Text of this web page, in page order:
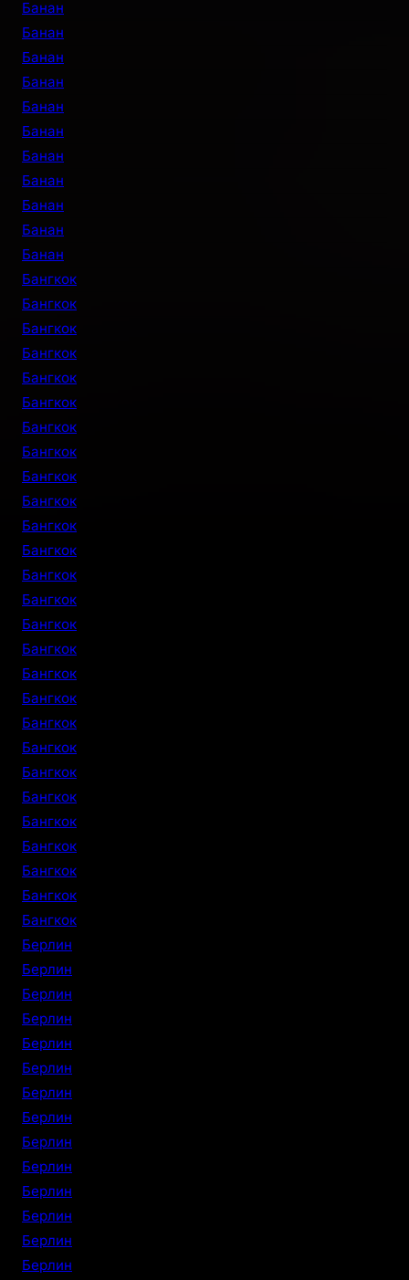
Банан
Банан
Банан
Банан
Банан
Банан
Банан
Банан
Банан
Банан
Банан
Бангкок
Бангкок
Бангкок
Бангкок
Бангкок
Бангкок
Бангкок
Бангкок
Бангкок
Бангкок
Бангкок
Бангкок
Бангкок
Бангкок
Бангкок
Бангкок
Бангкок
Бангкок
Бангкок
Бангкок
Бангкок
Бангкок
Бангкок
Бангкок
Бангкок
Бангкок
Бангкок
Берлин
Берлин
Берлин
Берлин
Берлин
Берлин
Берлин
Берлин
Берлин
Берлин
Берлин
Берлин
Берлин
Берлин